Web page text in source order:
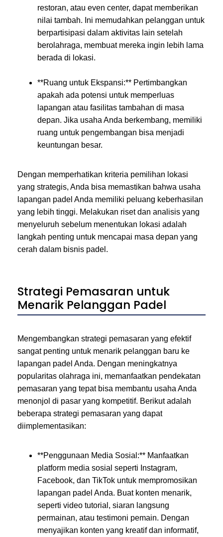
restoran, atau even center, dapat memberikan
nilai tambah. Ini memudahkan pelanggan untuk
berpartisipasi dalam aktivitas lain setelah
berolahraga, membuat mereka ingin lebih lama
berada di lokasi.
**Ruang untuk Ekspansi:** Pertimbangkan
apakah ada potensi untuk memperluas
lapangan atau fasilitas tambahan di masa
depan. Jika usaha Anda berkembang, memiliki
ruang untuk pengembangan bisa menjadi
keuntungan besar.
Dengan memperhatikan kriteria pemilihan lokasi
yang strategis, Anda bisa memastikan bahwa usaha
lapangan padel Anda memiliki peluang keberhasilan
yang lebih tinggi. Melakukan riset dan analisis yang
menyeluruh sebelum menentukan lokasi adalah
langkah penting untuk mencapai masa depan yang
cerah dalam bisnis padel.
Strategi Pemasaran untuk
Menarik Pelanggan Padel
Mengembangkan strategi pemasaran yang efektif
sangat penting untuk menarik pelanggan baru ke
lapangan padel Anda. Dengan meningkatnya
popularitas olahraga ini, memanfaatkan pendekatan
pemasaran yang tepat bisa membantu usaha Anda
menonjol di pasar yang kompetitif. Berikut adalah
beberapa strategi pemasaran yang dapat
diimplementasikan:
**Penggunaan Media Sosial:** Manfaatkan
platform media sosial seperti Instagram,
Facebook, dan TikTok untuk mempromosikan
lapangan padel Anda. Buat konten menarik,
seperti video tutorial, siaran langsung
permainan, atau testimoni pemain. Dengan
menyajikan konten yang kreatif dan informatif,